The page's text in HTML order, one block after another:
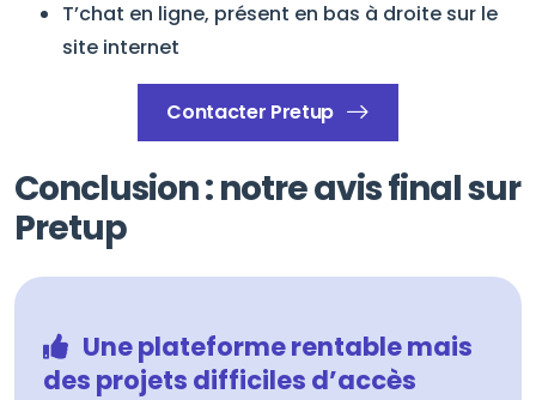
T’chat en ligne, présent en bas à droite sur le
site internet
Contacter Pretup
Conclusion : notre avis final sur
Pretup
Une plateforme rentable mais
des projets difficiles d’accès